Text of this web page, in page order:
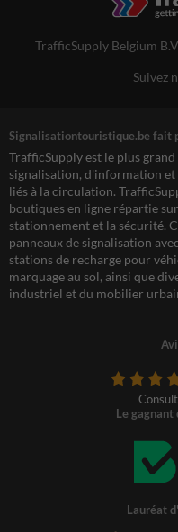
TrafficSupply Belgium
Suivez
Signalisationtouristique.be fait
TrafficSupply est le plus
signalisation, d'information et
liés à la circulation.
boutiques en ligne répartie
stationnement et la sécurité.
panneaux de signalisation
stations de recharge pour
marquage au sol, ainsi que
industriel et du mobilier
Le gagnant
Lauréat